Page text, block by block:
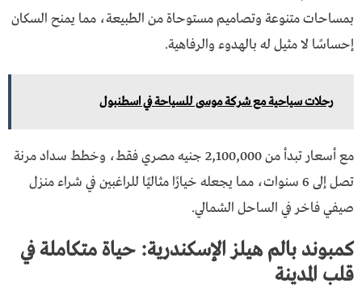
بمساحات متنوعة وتصاميم مستوحاة من الطبيعة، مما يمنح السكان
إحساسًا لا مثيل له بالهدوء والرفاهية.
رحلات سياحية مع شركة موسى للسياحة في اسطنبول
مع أسعار تبدأ من 2,100,000 جنيه مصري فقط، وخطط سداد مرنة
تصل إلى 6 سنوات، مما يجعله خيارًا مثاليًا للراغبين في شراء منزل
صيفي فاخر في الساحل الشمالي.
كمبوند بالم هيلز الإسكندرية: حياة متكاملة في
قلب المدينة